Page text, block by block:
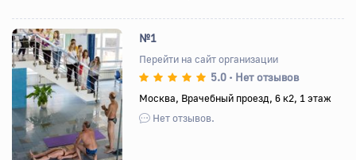
Назад Вперед
№1
Перейти на сайт организации
5.0 • Нет отзывов
Москва, Врачебный проезд, 6 к2, 1 этаж
Нет отзывов.